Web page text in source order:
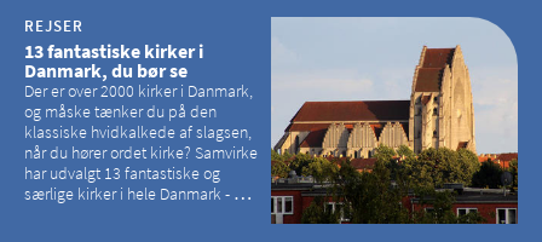
REJSER
13 fantastiske kirker i
Danmark, du bør se
Der er over 2000 kirker i Danmark,
og måske tænker du på den
klassiske hvidkalkede af slagsen,
når du hører ordet kirke? Samvirke
har udvalgt 13 fantastiske og
særlige kirker i hele Danmark - og